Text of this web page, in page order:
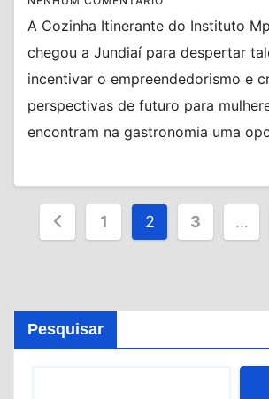
A Cozinha Itinerante do Instituto
chegou a Jundiaí para despertar
incentivar o empreendedorismo e
perspectivas de futuro para
encontram na gastronomia uma
Paginação
1 2 3 …
Pesquisar